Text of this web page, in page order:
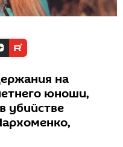
на
юноши,
убийстве